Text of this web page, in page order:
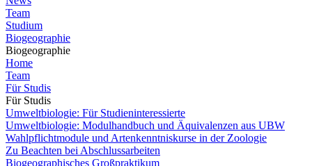
Team
Studium
Biogeographie
Biogeographie
Home
Team
Für Studis
Für Studis
Umweltbiologie: Für Studieninteressierte
Umweltbiologie: Modulhandbuch und Äquivalenzen aus UBW
Wahlpflichtmodule und Artenkenntniskurse in der Zoologie
Zu Beachten bei Abschlussarbeiten
Biogeographisches Großpraktikum